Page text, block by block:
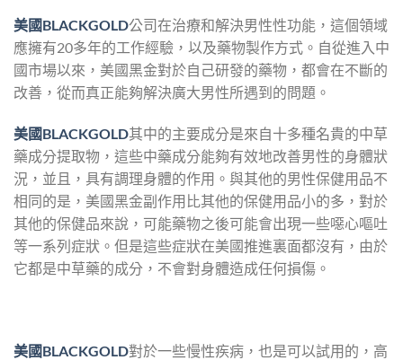
美國BLACKGOLD公司在治療和解決男性性功能，這個領域
應擁有20多年的工作經驗，以及藥物製作方式。自從進入中
國市場以來，美國黑金對於自己研發的藥物，都會在不斷的
改善，從而真正能夠解決廣大男性所遇到的問題。
美國BLACKGOLD其中的主要成分是來自十多種名貴的中草
藥成分提取物，這些中藥成分能夠有效地改善男性的身體狀
況，並且，具有調理身體的作用。與其他的男性保健用品不
相同的是，美國黑金副作用比其他的保健用品小的多，對於
其他的保健品來說，可能藥物之後可能會出現一些噁心嘔吐
等一系列症狀。但是這些症狀在美國推進裏面都沒有，由於
它都是中草藥的成分，不會對身體造成任何損傷。
美國BLACKGOLD對於一些慢性疾病，也是可以試用的，高